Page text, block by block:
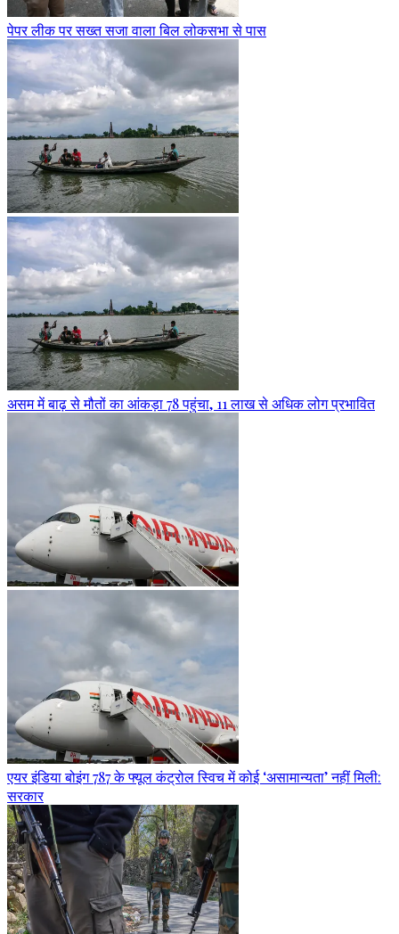
पेपर लीक पर सख्त सजा वाला बिल लोकसभा से पास
असम में बाढ़ से मौतों का आंकड़ा 78 पहुंचा, 11 लाख से अधिक लोग प्रभावित
एयर इंडिया बोइंग 787 के फ्यूल कंट्रोल स्विच में कोई ‘असामान्यता’ नहीं मिली:
सरकार